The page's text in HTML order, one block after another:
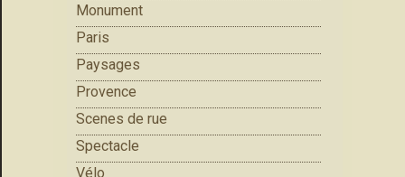
Monument
Paris
Paysages
Provence
Scenes de rue
Spectacle
Vélo